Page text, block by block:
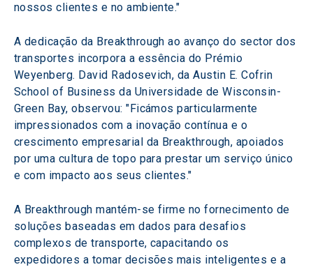
nossos clientes e no ambiente."
A dedicação da Breakthrough ao avanço do sector dos
transportes incorpora a essência do Prémio
Weyenberg. David Radosevich, da Austin E. Cofrin
School of Business da Universidade de Wisconsin-
Green Bay, observou: "Ficámos particularmente
impressionados com a inovação contínua e o
crescimento empresarial da Breakthrough, apoiados
por uma cultura de topo para prestar um serviço único
e com impacto aos seus clientes."
A Breakthrough mantém-se firme no fornecimento de
soluções baseadas em dados para desafios
complexos de transporte, capacitando os
expedidores a tomar decisões mais inteligentes e a